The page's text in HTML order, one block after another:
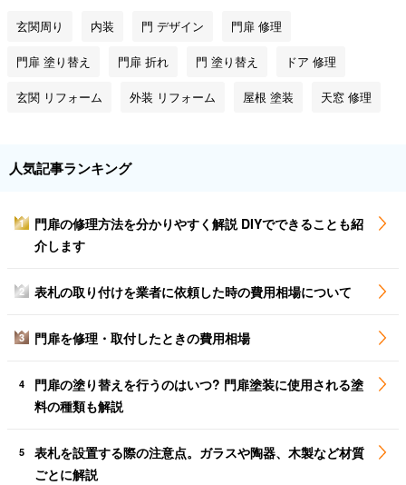
玄関周り 内装 門 デザイン 門扉 修理
門扉 塗り替え 門扉 折れ 門 塗り替え ドア 修理
玄関 リフォーム 外装 リフォーム 屋根 塗装 天窓 修理
人気記事ランキング
1
門扉の修理方法を分かりやすく解説 DIYでできることも紹
介します
2 表札の取り付けを業者に依頼した時の費用相場について
3 門扉を修理・取付したときの費用相場
4
門扉の塗り替えを行うのはいつ? 門扉塗装に使用される塗
料の種類も解説
5
表札を設置する際の注意点。ガラスや陶器、木製など材質
ごとに解説